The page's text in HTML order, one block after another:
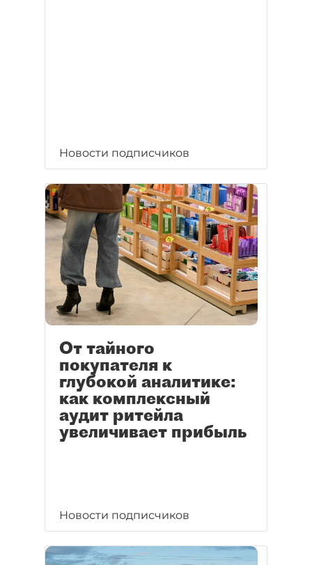
Новости подписчиков
От тайного
покупателя к
глубокой аналитике:
как комплексный
аудит ритейла
увеличивает прибыль
Новости подписчиков